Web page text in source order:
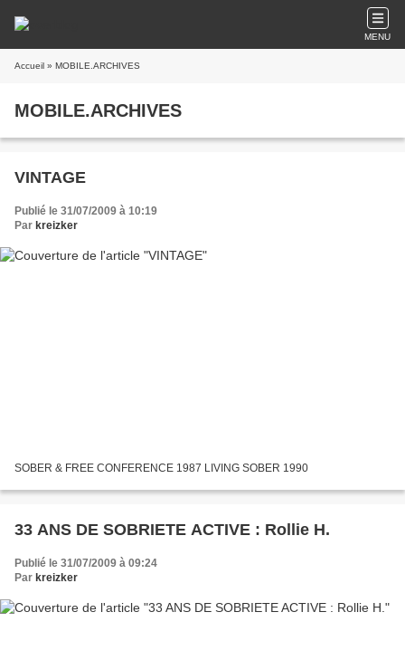
MENU
Accueil » MOBILE.ARCHIVES
MOBILE.ARCHIVES
VINTAGE
Publié le 31/07/2009 à 10:19
Par kreizker
SOBER & FREE CONFERENCE 1987 LIVING SOBER 1990
33 ANS DE SOBRIETE ACTIVE : Rollie H.
Publié le 31/07/2009 à 09:24
Par kreizker